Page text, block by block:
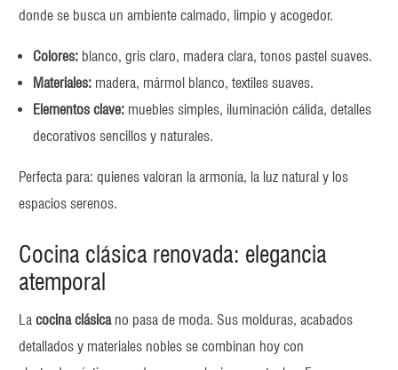
donde se busca un ambiente calmado, limpio y acogedor.
Colores: blanco, gris claro, madera clara, tonos pastel suaves.
Materiales: madera, mármol blanco, textiles suaves.
Elementos clave: muebles simples, iluminación cálida, detalles
decorativos sencillos y naturales.
Perfecta para: quienes valoran la armonía, la luz natural y los
espacios serenos.
Cocina clásica renovada: elegancia
atemporal
Lacocina clásicano pasa de moda. Sus molduras, acabados
detallados y materiales nobles se combinan hoy con